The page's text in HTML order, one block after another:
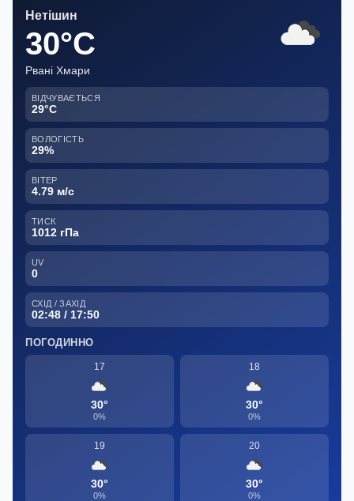
Нетішин
30°C
Рвані Хмари
ВІДЧУВАЄТЬСЯ
29°C
ВОЛОГІСТЬ
29%
ВІТЕР
4.79 м/с
ТИСК
1012 гПа
UV
0
СХІД / ЗАХІД
02:48 / 17:50
ПОГОДИННО
17
30°
0%
18
30°
0%
19
30°
0%
20
30°
0%